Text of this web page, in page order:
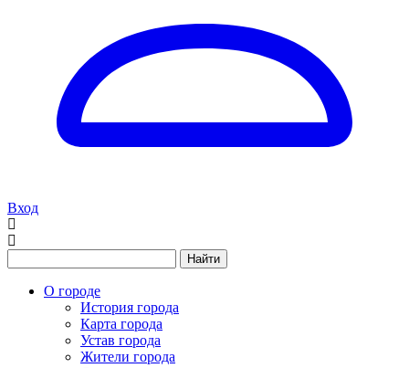
Вход
Найти
О городе
История города
Карта города
Устав города
Жители города